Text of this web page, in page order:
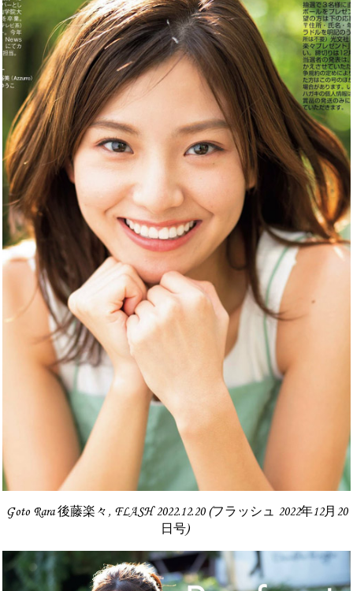
Goto Rara 後藤楽々, FLASH 2022.12.20 (フラッシュ 2022年12月20
日号)